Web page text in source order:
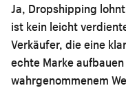
Ja, Dropshipping
ist kein leicht
Verkäufer, die eine
echte Marke
wahrgenommenem